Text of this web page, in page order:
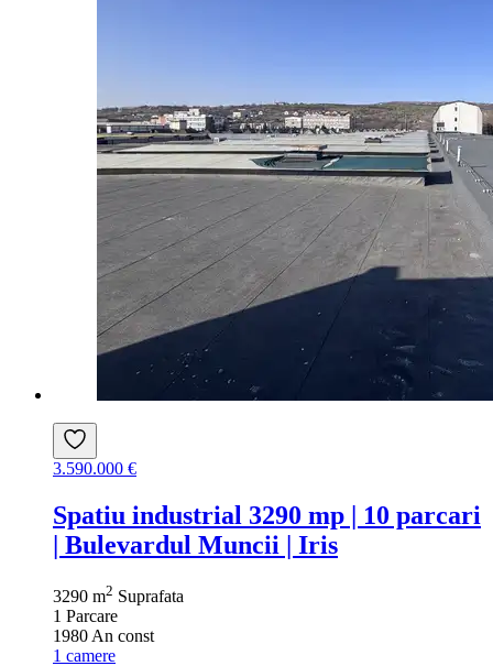
3.590.000 €
Spatiu industrial 3290 mp | 10 parcari
| Bulevardul Muncii | Iris
3290 m2 Suprafata
1 Parcare
1980 An const
1 camere